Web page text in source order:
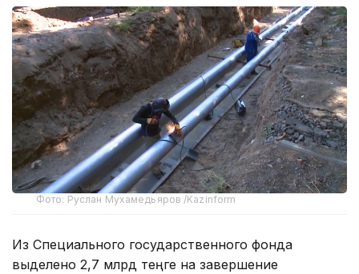
Фото: Руслан Мухамедьяров /Kazinform
Из Специального государственного фонда
выделено 2,7 млрд теңге на завершение